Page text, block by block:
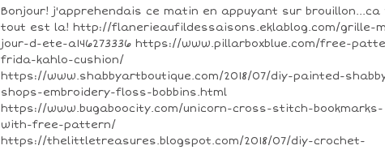
Bonjour! j'apprehendais ce matin en appuyant sur brouillon...ca
tout est la! http://flanerieaufildessaisons.eklablog.com/grille-
jour-d-ete-a146273336 https://www.pillarboxblue.com/free-
frida-kahlo-cushion/
https://www.shabbyartboutique.com/2018/07/diy-painted-
shops-embroidery-floss-bobbins.html
https://www.bugaboocity.com/unicorn-cross-stitch-bookmarks-
with-free-pattern/
https://thelittletreasures.blogspot.com/2018/07/diy-crochet-